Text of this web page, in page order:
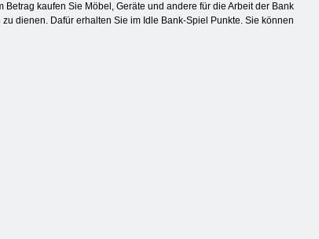
kaufen Sie Möbel, Geräte und andere für die Arbeit der Bank
dienen. Dafür erhalten Sie im Idle Bank-Spiel Punkte. Sie können